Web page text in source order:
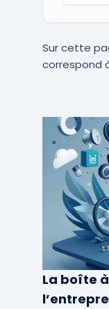
Sur cette
correspond
La boîte